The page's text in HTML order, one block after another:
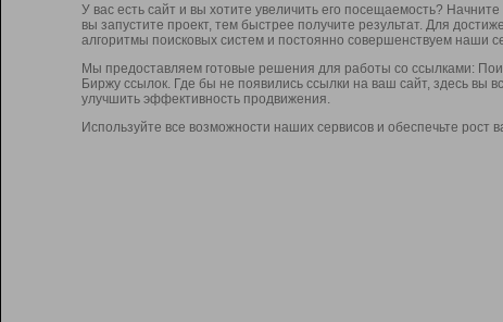
У вас есть сайт и вы хотите увеличить его посещаемость?
вы запустите проект, тем быстрее получите результат. Для
алгоритмы поисковых систем и постоянно совершенствуем наши
Мы предоставляем готовые решения для работы со ссылками:
Биржу ссылок. Где бы не появились ссылки на ваш сайт, здесь вы
улучшить эффективность продвижения.
Используйте все возможности наших сервисов и обеспечьте рост